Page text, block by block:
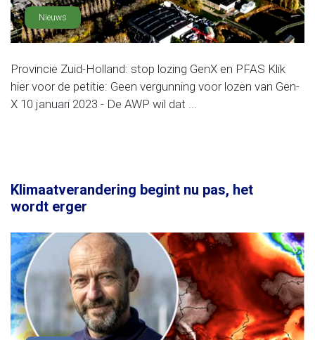
Nieuws
Provincie Zuid-Holland: stop lozing GenX en PFAS Klik
hier voor de petitie: Geen vergunning voor lozen van Gen-
X 10 januari 2023 - De AWP wil dat ...
Klimaatverandering begint nu pas, het
wordt erger